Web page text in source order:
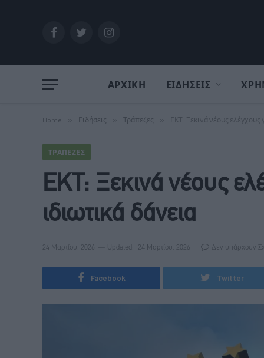
FacebookTwitterInstagram
ΑΡΧΙΚΗ ΕΙΔΗΣΕΙΣ
Home Ειδήσεις Τράπεζες ΕΚΤ: Ξεκινά νέους ελέγχους
ΤΡΆΠΕΖΕΣ
ΕΚΤ: Ξεκινά νέους
ιδιωτικά δάνεια
24 Μαρτίου, 2026 Updated: 24 Μαρτίου, 2026 Δεν υπάρχουν
Facebook Twitter